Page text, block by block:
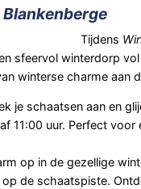
Tijdens
sfeervol winterdorp
winterse charme aan
je schaatsen aan en
11:00 uur. Perfect
op in de gezellige
de schaatspiste.